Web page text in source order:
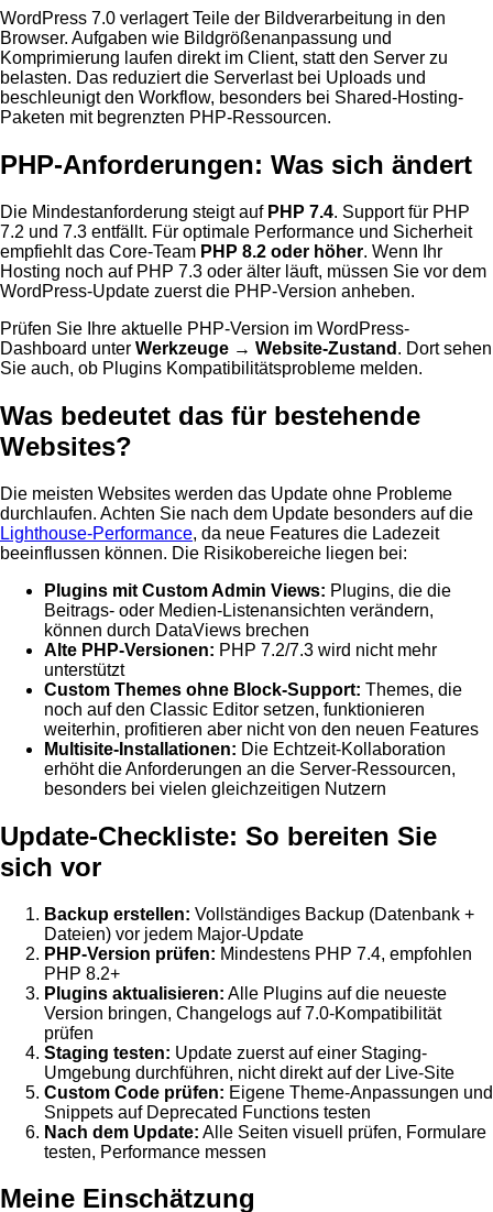
WordPress 7.0 verlagert Teile der Bildverarbeitung in den
Browser. Aufgaben wie Bildgrößenanpassung und
Komprimierung laufen direkt im Client, statt den Server zu
belasten. Das reduziert die Serverlast bei Uploads und
beschleunigt den Workflow, besonders bei Shared-Hosting-
Paketen mit begrenzten PHP-Ressourcen.
PHP-Anforderungen: Was sich ändert
Die Mindestanforderung steigt auf PHP 7.4. Support für PHP
7.2 und 7.3 entfällt. Für optimale Performance und Sicherheit
empfiehlt das Core-Team PHP 8.2 oder höher. Wenn Ihr
Hosting noch auf PHP 7.3 oder älter läuft, müssen Sie vor dem
WordPress-Update zuerst die PHP-Version anheben.
Prüfen Sie Ihre aktuelle PHP-Version im WordPress-
Dashboard unter Werkzeuge → Website-Zustand . Dort sehen
Sie auch, ob Plugins Kompatibilitätsprobleme melden.
Was bedeutet das für bestehende
Websites?
Die meisten Websites werden das Update ohne Probleme
durchlaufen. Achten Sie nach dem Update besonders auf die
Lighthouse-Performance, da neue Features die Ladezeit
beeinflussen können. Die Risikobereiche liegen bei:
Plugins mit Custom Admin Views: Plugins, die die
Beitrags- oder Medien-Listenansichten verändern,
können durch DataViews brechen
Alte PHP-Versionen: PHP 7.2/7.3 wird nicht mehr
unterstützt
Custom Themes ohne Block-Support: Themes, die
noch auf den Classic Editor setzen, funktionieren
weiterhin, profitieren aber nicht von den neuen Features
Multisite-Installationen: Die Echtzeit-Kollaboration
erhöht die Anforderungen an die Server-Ressourcen,
besonders bei vielen gleichzeitigen Nutzern
Update-Checkliste: So bereiten Sie
sich vor
Backup erstellen: Vollständiges Backup (Datenbank +
Dateien) vor jedem Major-Update
PHP-Version prüfen: Mindestens PHP 7.4, empfohlen
PHP 8.2+
Plugins aktualisieren: Alle Plugins auf die neueste
Version bringen, Changelogs auf 7.0-Kompatibilität
prüfen
Staging testen: Update zuerst auf einer Staging-
Umgebung durchführen, nicht direkt auf der Live-Site
Custom Code prüfen: Eigene Theme-Anpassungen und
Snippets auf Deprecated Functions testen
Nach dem Update: Alle Seiten visuell prüfen, Formulare
testen, Performance messen
Meine Einschätzung